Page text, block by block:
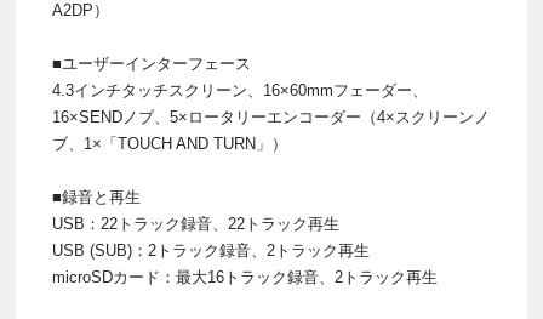
A2DP）
■ユーザーインターフェース
4.3インチタッチスクリーン、16×60mmフェーダー、
16×SENDノブ、5×ロータリーエンコーダー（4×スクリーンノ
ブ、1×「TOUCH AND TURN」）
■録音と再生
USB：22トラック録音、22トラック再生
USB (SUB)：2トラック録音、2トラック再生
microSDカード：最大16トラック録音、2トラック再生